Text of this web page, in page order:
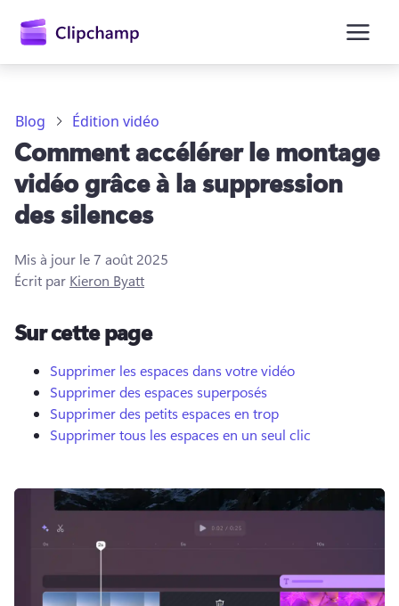
principal
Se connecter
Essayez gratuitement
Blog Édition vidéo
Comment accélérer le montage
vidéo grâce à la suppression
des silences
Mis à jour le7 août 2025
Écrit par Kieron Byatt
Sur cette page
Supprimer les espaces dans votre vidéo
Supprimer des espaces superposés
Supprimer des petits espaces en trop
Supprimer tous les espaces en un seul clic